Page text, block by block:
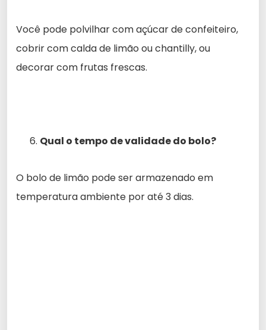
Você pode polvilhar com açúcar de confeiteiro,
cobrir com calda de limão ou chantilly, ou
decorar com frutas frescas.
Qual o tempo de validade do bolo?
O bolo de limão pode ser armazenado em
temperatura ambiente por até 3 dias.